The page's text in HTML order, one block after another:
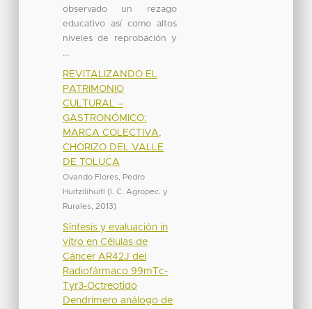
observado un rezago
educativo así como altos
niveles de reprobación y
...
REVITALIZANDO EL
PATRIMONIO
CULTURAL –
GASTRONÓMICO:
MARCA COLECTIVA,
CHORIZO DEL VALLE
DE TOLUCA
Ovando Flores, Pedro
Huitzilihuitl (I. C. Agropec. y
Rurales
2013)
Síntesis y evaluación in
vitro en Células de
Cáncer AR42J del
Radiofármaco 99mTc-
Tyr3-Octreotido
Dendrimero análogo de